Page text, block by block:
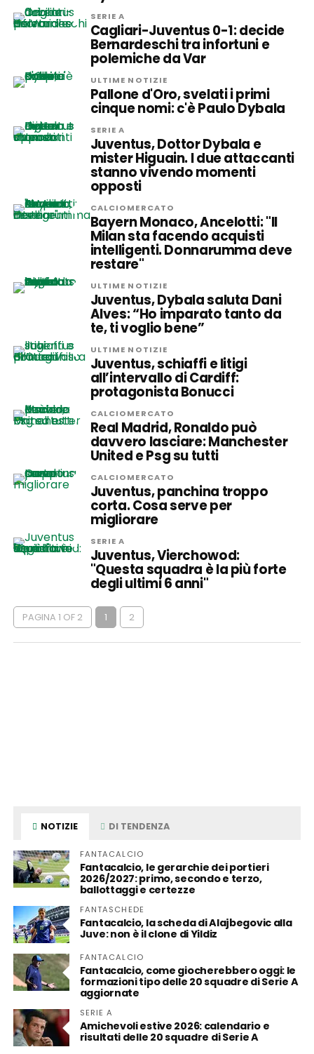
SERIE A
Cagliari-Juventus 0-1: decide
Bernardeschi tra infortuni e
polemiche da Var
ULTIME NOTIZIE
Pallone d'Oro, svelati i primi
cinque nomi: c'è Paulo Dybala
SERIE A
Juventus, Dottor Dybala e
mister Higuain. I due attaccanti
stanno vivendo momenti
opposti
CALCIOMERCATO
Bayern Monaco, Ancelotti: "Il
Milan sta facendo acquisti
intelligenti. Donnarumma deve
restare"
ULTIME NOTIZIE
Juventus, Dybala saluta Dani
Alves: “Ho imparato tanto da
te, ti voglio bene”
ULTIME NOTIZIE
Juventus, schiaffi e litigi
all’intervallo di Cardiff:
protagonista Bonucci
CALCIOMERCATO
Real Madrid, Ronaldo può
davvero lasciare: Manchester
United e Psg su tutti
CALCIOMERCATO
Juventus, panchina troppo
corta. Cosa serve per
migliorare
SERIE A
Juventus, Vierchowod:
"Questa squadra è la più forte
degli ultimi 6 anni"
PAGINA 1 OF 2 1 2
NOTIZIE DI TENDENZA
FANTACALCIO
Fantacalcio, le gerarchie dei portieri
2026/2027: primo, secondo e terzo,
ballottaggi e certezze
FANTASCHEDE
Fantacalcio, la scheda di Alajbegovic alla
Juve: non è il clone di Yildiz
FANTACALCIO
Fantacalcio, come giocherebbero oggi: le
formazioni tipo delle 20 squadre di Serie A
aggiornate
SERIE A
Amichevoli estive 2026: calendario e
risultati delle 20 squadre di Serie A